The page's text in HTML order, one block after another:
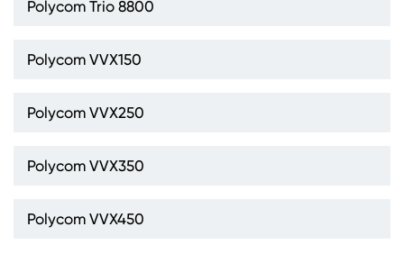
Polycom Trio 8800
Polycom VVX150
Polycom VVX250
Polycom VVX350
Polycom VVX450